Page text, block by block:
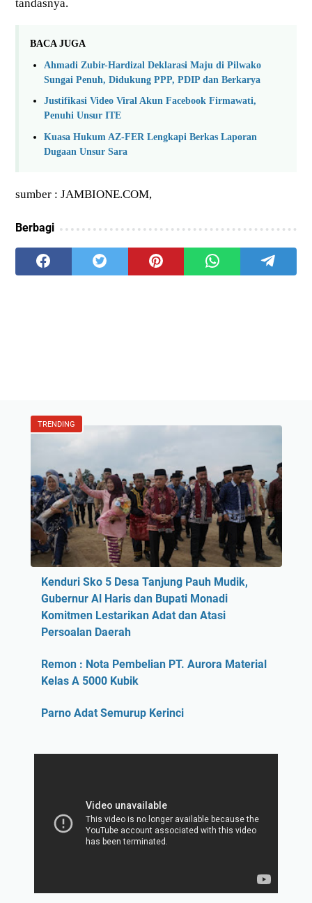
tandasnya.
BACA JUGA
Ahmadi Zubir-Hardizal Deklarasi Maju di Pilwako
Sungai Penuh, Didukung PPP, PDIP dan Berkarya
Justifikasi Video Viral Akun Facebook Firmawati,
Penuhi Unsur ITE
Kuasa Hukum AZ-FER Lengkapi Berkas Laporan
Dugaan Unsur Sara
sumber : JAMBIONE.COM,
Berbagi
TRENDING
Kenduri Sko 5 Desa Tanjung Pauh Mudik,
Gubernur Al Haris dan Bupati Monadi
Komitmen Lestarikan Adat dan Atasi
Persoalan Daerah
Remon : Nota Pembelian PT. Aurora Material
Kelas A 5000 Kubik
Parno Adat Semurup Kerinci